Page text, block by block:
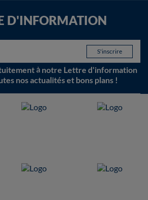
D'INFORMATION
à notre Lettre d'information
nos actualités et bons plans !